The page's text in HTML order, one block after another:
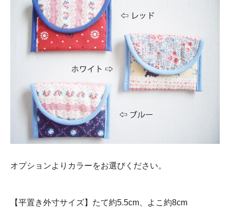
オプションよりカラーをお選びください。
【平置き外寸サイズ】たて約5.5cm、よこ約8cm